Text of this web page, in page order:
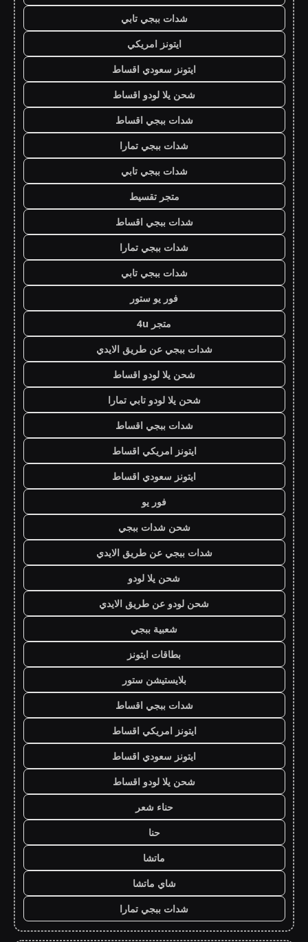
شدات ببجي تابي
ايتونز امريكي
ايتونز سعودي اقساط
شحن يلا لودو اقساط
شدات ببجي اقساط
شدات ببجي تمارا
شدات ببجي تابي
متجر تقسيط
شدات ببجي اقساط
شدات ببجي تمارا
شدات ببجي تابي
فور يو ستور
متجر 4u
شدات ببجي عن طريق الايدي
شحن يلا لودو اقساط
شحن يلا لودو تابي تمارا
شدات ببجي اقساط
ايتونز امريكي اقساط
ايتونز سعودي اقساط
فور يو
شحن شدات ببجي
شدات ببجي عن طريق الايدي
شحن يلا لودو
شحن لودو عن طريق الايدي
شعبية ببجي
بطاقات ايتونز
بلايستيشن ستور
شدات ببجي اقساط
ايتونز امريكي اقساط
ايتونز سعودي اقساط
شحن يلا لودو اقساط
حناء شعر
حنا
ماتشا
شاي ماتشا
شدات ببجي تمارا